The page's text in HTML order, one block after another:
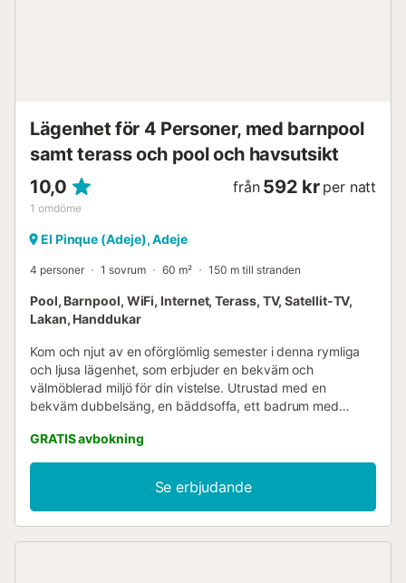
Lägenhet för 4 Personer, med barnpool
samt terass och pool och havsutsikt
10,0
1 omdöme
från 592 kr per natt
El Pinque (Adeje), Adeje
4 personer 1 sovrum 60 m² 150 m till stranden
Pool, Barnpool, WiFi, Internet, Terass, TV, Satellit-TV,
Lakan, Handdukar
Kom och njut av en oförglömlig semester i denna rymliga
och ljusa lägenhet, som erbjuder en bekväm och
välmöblerad miljö för din vistelse. Utrustad med en
bekväm dubbelsäng, en bäddsoffa, ett badrum med
Du kan koppla av och njuta av din fritid i lägenhetens
mysiga atmosfär. Du har Wi-Fi för att hålla dig uppkopplad
och alla nödvändiga bekvämligheter för att göra din
vistelse trevlig. Du kan också utnyttja den gemensamma
simbassängen för ett uppfriskande dopp och avkopplande
GRATIS avbokning
Se erbjudande